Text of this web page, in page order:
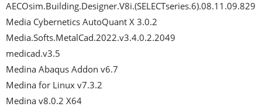
AECOsim.Building.Designer.V8i.(SELECTseries.6).08.11.09.829
Media Cybernetics AutoQuant X 3.0.2
Media.Softs.MetalCad.2022.v3.4.0.2.2049
medicad.v3.5
Medina Abaqus Addon v6.7
Medina for Linux v7.3.2
Medina v8.0.2 X64